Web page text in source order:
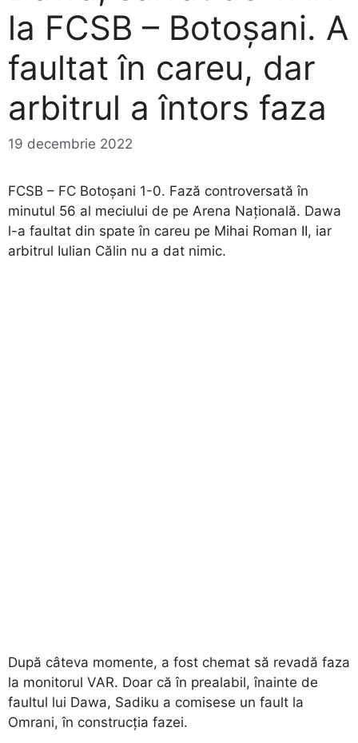
la FCSB – Botoșani. A
faultat în careu, dar
arbitrul a întors faza
19 decembrie 2022
FCSB – FC Botoșani 1-0. Fază controversată în
minutul 56 al meciului de pe Arena Națională. Dawa
l-a faultat din spate în careu pe Mihai Roman II, iar
arbitrul Iulian Călin nu a dat nimic.
După câteva momente, a fost chemat să revadă faza
la monitorul VAR. Doar că în prealabil, înainte de
faultul lui Dawa, Sadiku a comisese un fault la
Omrani, în construcția fazei.